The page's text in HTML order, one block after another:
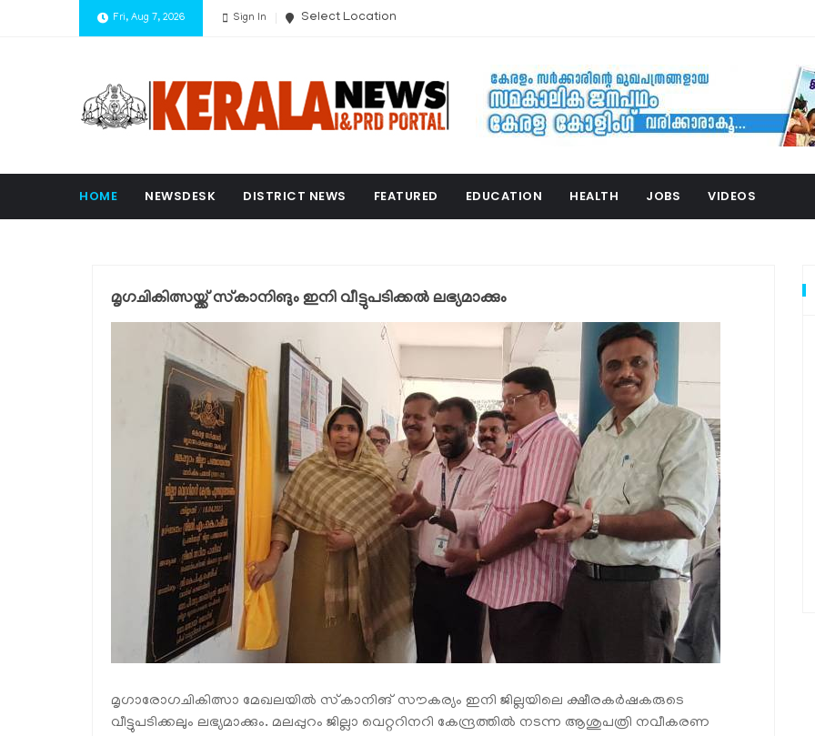
Fri, Aug 7, 2026 Sign In Select Location
HOME NEWSDESK DISTRICT NEWS FEATURED EDUCATION HEALTH JOBS VIDEOS
മൃഗചികിത്സയ്ക്ക് സ്‌കാനിങും ഇനി വീട്ടുപടിക്കൽ ലഭ്യമാക്കും
മൃഗാരോഗചികിത്സാ മേഖലയിൽ സ്‌കാനിങ് സൗകര്യം ഇനി ജില്ലയിലെ ക്ഷീരകർഷകരുടെ
വീട്ടുപടിക്കലും ലഭ്യമാക്കും. മലപ്പുറം ജില്ലാ വെറ്ററിനറി കേന്ദ്രത്തിൽ നടന്ന ആശുപത്രി നവീകരണ